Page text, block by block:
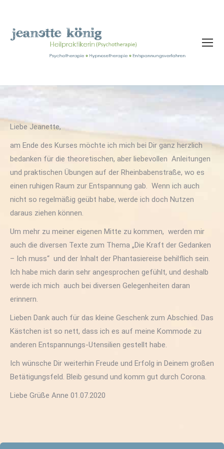
Liebe Jeanette,
am Ende des Kurses möchte ich mich bei Dir ganz herzlich
bedanken für die theoretischen, aber liebevollen Anleitungen
und praktischen Übungen auf der Rheinbabenstraße, wo es
einen ruhigen Raum zur Entspannung gab. Wenn ich auch
nicht so regelmäßig geübt habe, werde ich doch Nutzen
daraus ziehen können.
Um mehr zu meiner eigenen Mitte zu kommen, werden mir
auch die diversen Texte zum Thema „Die Kraft der Gedanken
– Ich muss“ und der Inhalt der Phantasiereise behilflich sein.
Ich habe mich darin sehr angesprochen gefühlt, und deshalb
werde ich mich auch bei diversen Gelegenheiten daran
erinnern.
Lieben Dank auch für das kleine Geschenk zum Abschied. Das
Kästchen ist so nett, dass ich es auf meine Kommode zu
anderen Entspannungs-Utensilien gestellt habe.
Ich wünsche Dir weiterhin Freude und Erfolg in Deinem großen
Betätigungsfeld. Bleib gesund und komm gut durch Corona.
Liebe Grüße Anne 01.07.2020